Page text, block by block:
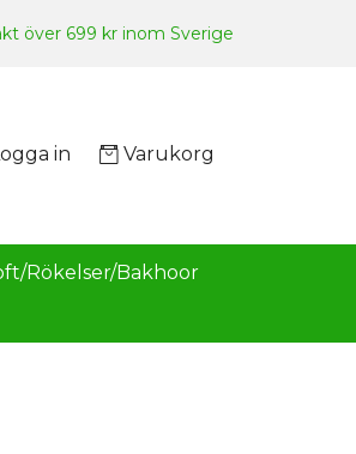
över 699 kr inom Sverige
in Varukorg
Rökelser/Bakhoor